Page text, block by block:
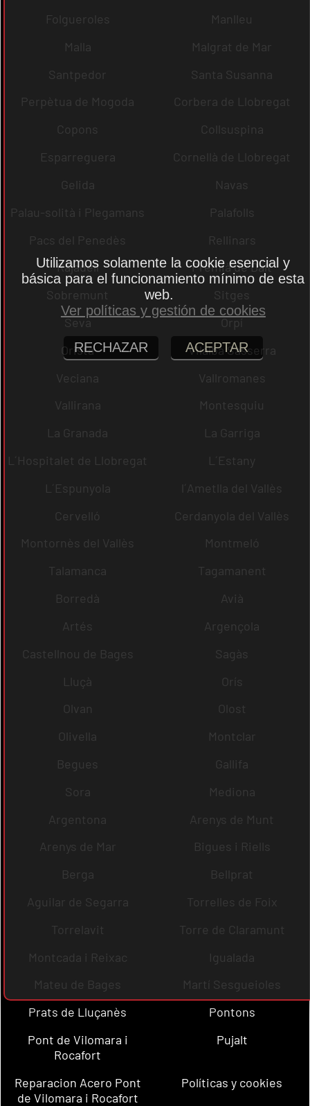
Folgueroles
Manlleu
Malla
Malgrat de Mar
Santpedor
Santa Susanna
Perpètua de Mogoda
Corbera de Llobregat
Copons
Collsuspina
Esparreguera
Cornellà de Llobregat
Gelida
Navas
Palau-solità i Plegamans
Palafolls
Pacs del Penedès
Rellinars
Rajadell
Premià de Dalt
Sobremunt
Sitges
Seva
Orpí
Oristà
Vilalba Sasserra
Veciana
Vallromanes
Vallirana
Montesquiu
La Granada
La Garriga
L´Hospitalet de Llobregat
L´Estany
L´Espunyola
l´Ametlla del Vallès
Cervelló
Cerdanyola del Vallès
Montornès del Vallès
Montmeló
Talamanca
Tagamanent
Borredà
Avià
Artés
Argençola
Castellnou de Bages
Sagàs
Lluçà
Orís
Olvan
Olost
Olivella
Montclar
Begues
Gallifa
Sora
Mediona
Argentona
Arenys de Munt
Arenys de Mar
Bigues i Riells
Berga
Bellprat
Aguilar de Segarra
Torrelles de Foix
Torrelavit
Torre de Claramunt
Montcada i Reixac
Igualada
Mateu de Bages
Martí Sesgueioles
Prats de Lluçanès
Pontons
Pont de Vilomara i
Rocafort
Pujalt
Reparacion Acero Pont
de Vilomara i Rocafort
Políticas y cookies
Utilizamos solamente la cookie esencial y
básica para el funcionamiento mínimo de esta
web.
Ver políticas y gestión de cookies
RECHAZAR ACEPTAR